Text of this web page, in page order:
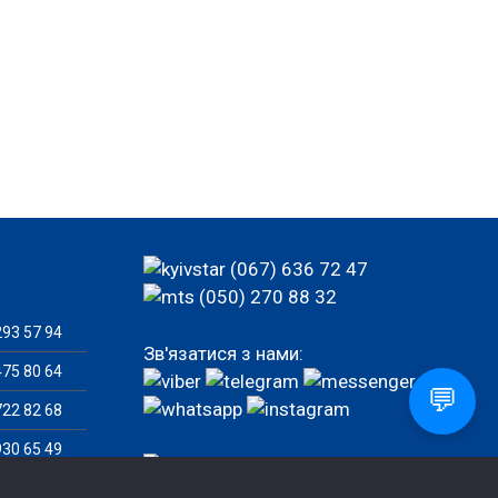
57 94
80 64
82 68
65 49
(067) 636 72 47
(050) 270 88 32
Зв'язатися з нами:
💬